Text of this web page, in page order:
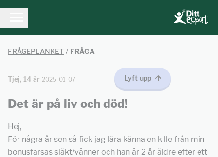
FRÅGEPLANKET / FRÅGA
Tjej, 14 år 2025-01-07 Lyft upp
Det är på liv och död!
Hej,
För några år sen så fick jag lära känna en kille från min
bonusfarsas släkt/vänner och han är 2 år äldre efter ett